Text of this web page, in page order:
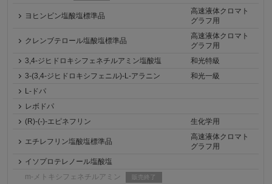
ヨヒンビン塩酸塩標準品
高速液体クロマト
グラフ用
クレンブテロール塩酸塩標準品
高速液体クロマト
グラフ用
3,4-ジヒドロキシフェネチルアミン塩酸塩
和光特級
3-(3,4-ジヒドロキシフェニル)-L-アラニン
和光一級
L-ドパ
レボドパ
(R)-(-)-エピネフリン
生化学用
エチレフリン塩酸塩標準品
高速液体クロマト
グラフ用
イソプロテレノール塩酸塩
m-メトキシフェネチルアミン
販売終了